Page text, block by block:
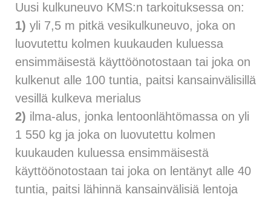
Uusi kulkuneuvo KMS:n tarkoituksessa on:
1) yli 7,5 m pitkä vesikulkuneuvo, joka on
luovutettu kolmen kuukauden kuluessa
ensimmäisestä käyttöönotostaan tai joka on
kulkenut alle 100 tuntia, paitsi kansainvälisillä
vesillä kulkeva merialus
2) ilma-alus, jonka lentoonlähtömassa on yli
1 550 kg ja joka on luovutettu kolmen
kuukauden kuluessa ensimmäisestä
käyttöönotostaan tai joka on lentänyt alle 40
tuntia, paitsi lähinnä kansainvälisiä lentoja